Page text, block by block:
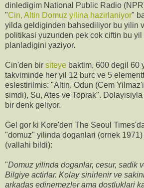
dinledigim National Public Radio
"Cin, Altin Domuz yilina hazirlaniyor"
yilda geldiginden bahsediliyor bu yilin
politikasi yuzunden pek cok ciftin bu
planladigini yaziyor.
Cin'den bir siteye baktim, 600 degil 60
takviminde her yil 12 burc ve 5
eslestirilmis: "Altin, Odun (Cem
simdi), Su, Ates ve Toprak".
bir denk geliyor.
Gel gor ki Kore'den The Seoul
"domuz" yilinda doganlari (ornek
(vallahi bildi):
"Domuz yilinda doganlar, cesur, sadik
Bilgiye actirlar. Kolay sinirlenir ve
arkadas edinemezler ama dostluklari